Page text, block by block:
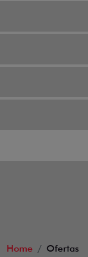
Home Ofertas